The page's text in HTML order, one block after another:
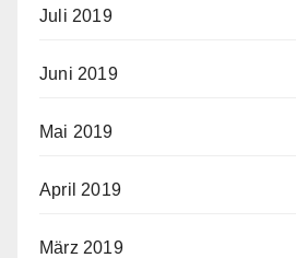
Juli 2019
Juni 2019
Mai 2019
April 2019
März 2019